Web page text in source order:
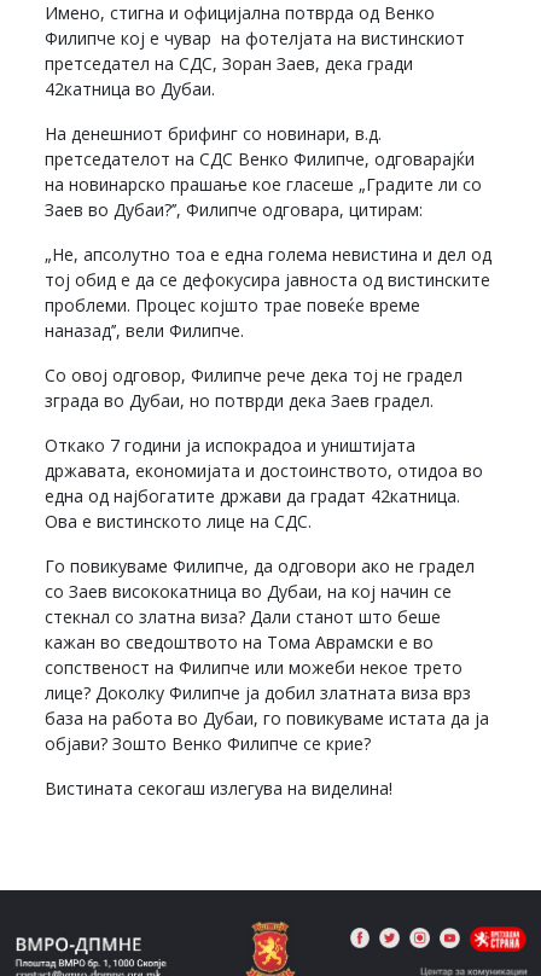
Имено, стигна и официјална потврда од Венко
Филипче кој е чувар на фотелјата на вистинскиот
претседател на СДС, Зоран Заев, дека гради
42катница во Дубаи.
На денешниот брифинг со новинари, в.д.
претседателот на СДС Венко Филипче, одговарајќи
на новинарско прашање кое гласеше „Градите ли со
Заев во Дубаи?’’, Филипче одговара, цитирам:
„Не, апсолутно тоа е една голема невистина и дел од
тој обид е да се дефокусира јавноста од вистинските
проблеми. Процес којшто трае повеќе време
наназад’’, вели Филипче.
Со овој одговор, Филипче рече дека тој не градел
зграда во Дубаи, но потврди дека Заев градел.
Откако 7 години ја испокрадоа и уништијата
државата, економијата и достоинството, отидоа во
една од најбогатите држави да градат 42катница.
Ова е вистинското лице на СДС.
Го повикуваме Филипче, да одговори ако не градел
со Заев висококатница во Дубаи, на кој начин се
стекнал со златна виза? Дали станот што беше
кажан во сведоштвото на Тома Аврамски е во
сопственост на Филипче или можеби некое трето
лице? Доколку Филипче ја добил златната виза врз
база на работа во Дубаи, го повикуваме истата да ја
објави? Зошто Венко Филипче се крие?
Вистината секогаш излегува на виделина!